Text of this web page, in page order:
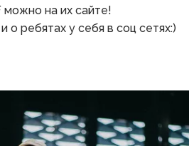
можно на их сайте!
ребятах у себя в соц сетях:)